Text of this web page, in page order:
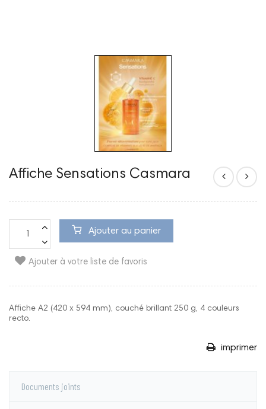
Affiche Sensations Casmara
Ajouter au panier
Ajouter à votre liste de favoris
Affiche A2 (420 x 594 mm), couché brillant 250 g, 4 couleurs
recto.
imprimer
Documents joints